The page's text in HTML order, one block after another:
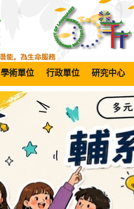
學術單位 行政單位 研究中心